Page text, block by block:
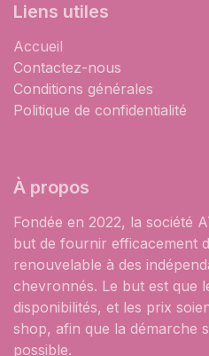
Liens utiles
Accueil
Contactez-nous
Conditions générales
Politique de confidentialité
À propos
Fondée en 2022, la société
but de fournir efficacement
renouvelable à des
chevronnés. Le but est que
disponibilités, et les prix
shop, afin que la démarche
possible.